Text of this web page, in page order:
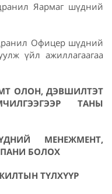
Яармаг шүдний
Офицер шүдний
үйл ажиллагаагаа
ОЛОН, ДЭВШИЛТЭТ
ТАНЫ
МЕНЕЖМЕНТ,
БОЛОХ
ТҮЛХҮҮР